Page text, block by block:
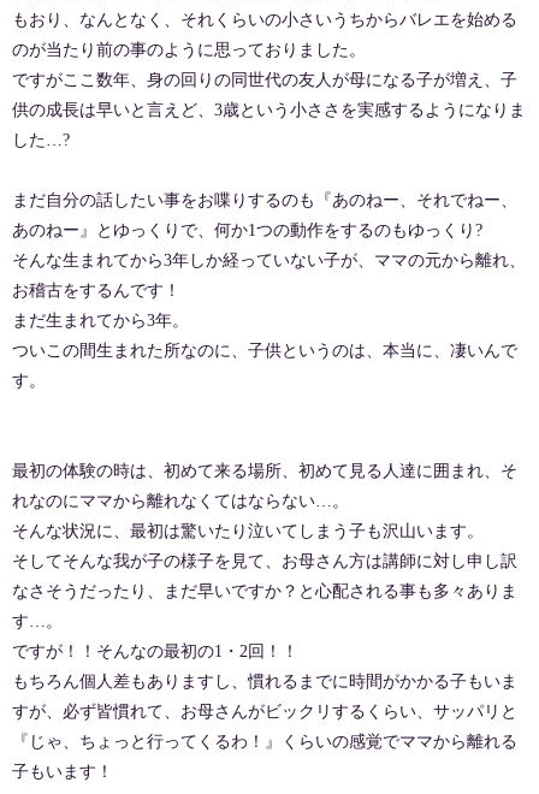
もおり、なんとなく、それくらいの小さいうちからバレエを始める
のが当たり前の事のように思っておりました。
ですがここ数年、身の回りの同世代の友人が母になる子が増え、子
供の成長は早いと言えど、3歳という小ささを実感するようになりま
した…?
まだ自分の話したい事をお喋りするのも『あのねー、それでねー、
あのねー』とゆっくりで、何か1つの動作をするのもゆっくり?
そんな生まれてから3年しか経っていない子が、ママの元から離れ、
お稽古をするんです！
まだ生まれてから3年。
ついこの間生まれた所なのに、子供というのは、本当に、凄いんで
す。
最初の体験の時は、初めて来る場所、初めて見る人達に囲まれ、そ
れなのにママから離れなくてはならない…。
そんな状況に、最初は驚いたり泣いてしまう子も沢山います。
そしてそんな我が子の様子を見て、お母さん方は講師に対し申し訳
なさそうだったり、まだ早いですか？と心配される事も多々ありま
す…。
ですが！！そんなの最初の1・2回！！
もちろん個人差もありますし、慣れるまでに時間がかかる子もいま
すが、必ず皆慣れて、お母さんがビックリするくらい、サッパリと
『じゃ、ちょっと行ってくるわ！』くらいの感覚でママから離れる
子もいます！